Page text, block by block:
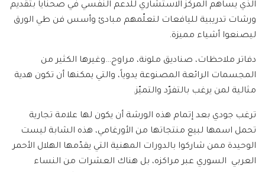
الذي يساهم المركز الاستشاري للدعم النفسي في صحنايا بتقديم
ورشات تدريبية لليافعات لتعلّمهم مبادئ وأسس فن طي الورق
ليصنعوا أشياء مميزة.
دفاتر ملاحظات، صناديق ملونة، مراوح…وغيرها الكثير من
المجسمات الرائعة المصنوعة يدوياً، والتي يمكنها أن تكون هدية
مثالية لمن يرغب بالتفرّد والتميّز.
ترغب جودي بعد إتمام هذه الورشة أن يكون لها علامة تجارية
تحمل اسمها لبيع منتجاتها من الأورغامي، هذه الشابة ليست
الوحيدة ممن شاركوا بالدورات المهنية التي يقدّمها الهلال الأحمر
العربي السوري عبر مراكزه، بل هناك العشرات من النساء